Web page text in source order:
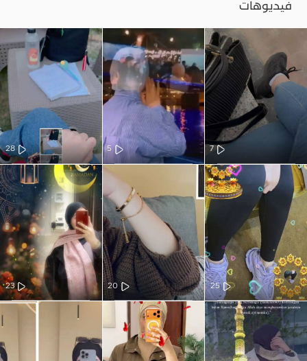
فيديوهات
7
5
28
25
20
23